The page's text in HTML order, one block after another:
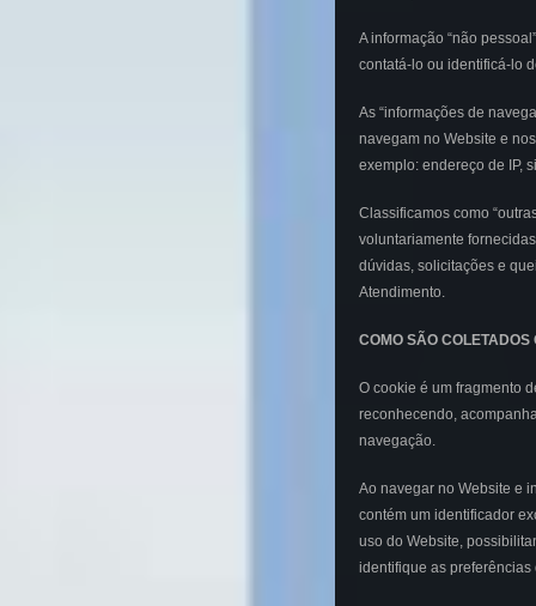
A informação “não
contatá-lo ou identificá-lo
As “informações de
navegam no Website e
exemplo: endereço de IP,
Classificamos como
voluntariamente
dúvidas, solicitações e
Atendimento.
COMO SÃO
O cookie é um fragmento
reconhecendo,
navegação.
Ao navegar no Website e
contém um identificador
uso do Website,
identifique as